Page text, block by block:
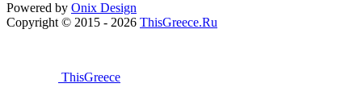
Powered by Onix Design
Copyright © 2015 - 2026 ThisGreece.Ru
ThisGreece